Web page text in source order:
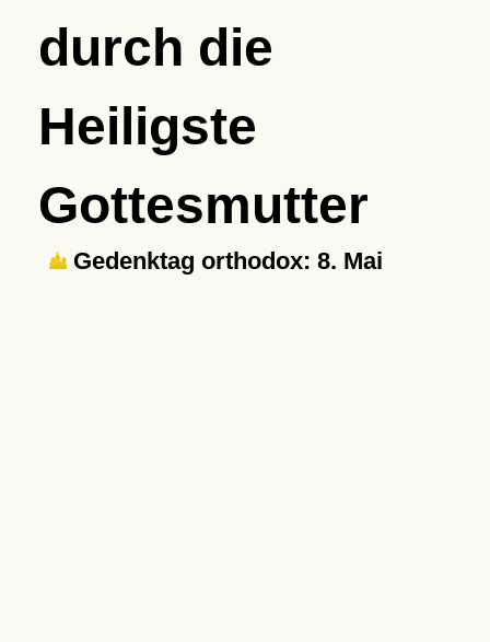
durch die
Heiligste
Gottesmutter
Gedenktag orthodox: 8. Mai